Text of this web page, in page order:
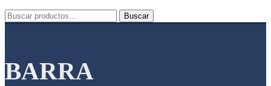
Buscar
por:
Buscar
BARRA